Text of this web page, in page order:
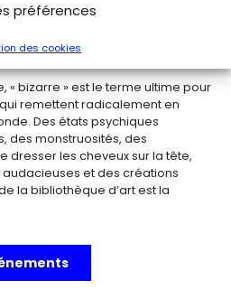
préférences
des cookies
04.04.2027
« bizarre » est le terme ultime pour
remettent radicalement en
Des états psychiques
des monstruosités, des
dresser les cheveux sur la tête,
et des créations
la bibliothèque d’art est la